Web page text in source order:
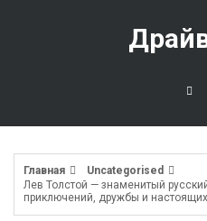
Главная
Uncategorised
Лев Толстой — знаменитый
приключений, дружбы и